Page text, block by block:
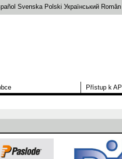
Svenska Polski Український Român
Přístup k API